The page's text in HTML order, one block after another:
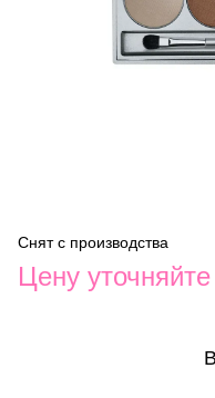
Снят с производства
Цену уточняйте